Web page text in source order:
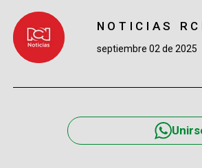
NOTICIAS
septiembre 02 de 2025